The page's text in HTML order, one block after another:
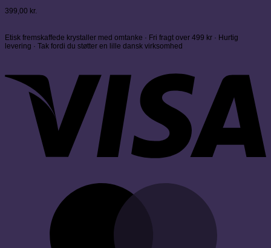
399,00 kr.
Etisk fremskaffede krystaller med omtanke · Fri fragt over 499 kr · Hurtig
levering · Tak fordi du støtter en lille dansk virksomhed